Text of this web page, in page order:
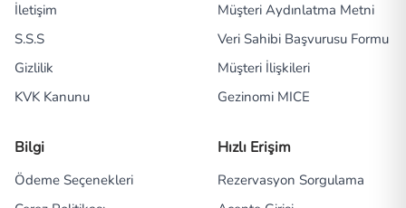
İletişim
S.S.S
Gizlilik
KVK Kanunu
Müşteri Aydınlatma Metni
Veri Sahibi Başvurusu Formu
Müşteri İlişkileri
Gezinomi MICE
Bilgi
Ödeme Seçenekleri
Hızlı Erişim
Rezervasyon Sorgulama